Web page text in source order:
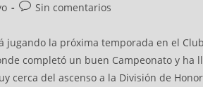
Sin comentarios
jugando la próxima temporada en el
completó un buen Campeonato y
cerca del ascenso a la División de